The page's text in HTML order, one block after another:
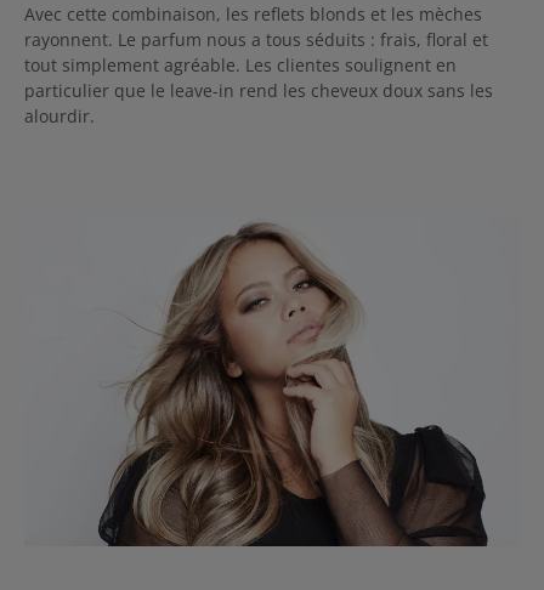
Avec cette combinaison, les reflets blonds et les mèches
rayonnent. Le parfum nous a tous séduits : frais, floral et
tout simplement agréable. Les clientes soulignent en
particulier que le leave-in rend les cheveux doux sans les
alourdir.